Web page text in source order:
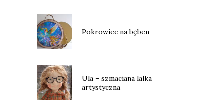
Pokrowiec na bęben
Ula – szmaciana lalka
artystyczna